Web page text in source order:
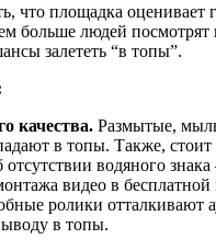
что площадка оценивает
больше людей посмотрят
залететь “в топы”.
качества. Размытые,
в топы. Также, стоит
отсутствии водяного
видео в бесплатной
ролики отталкивают
в топы.